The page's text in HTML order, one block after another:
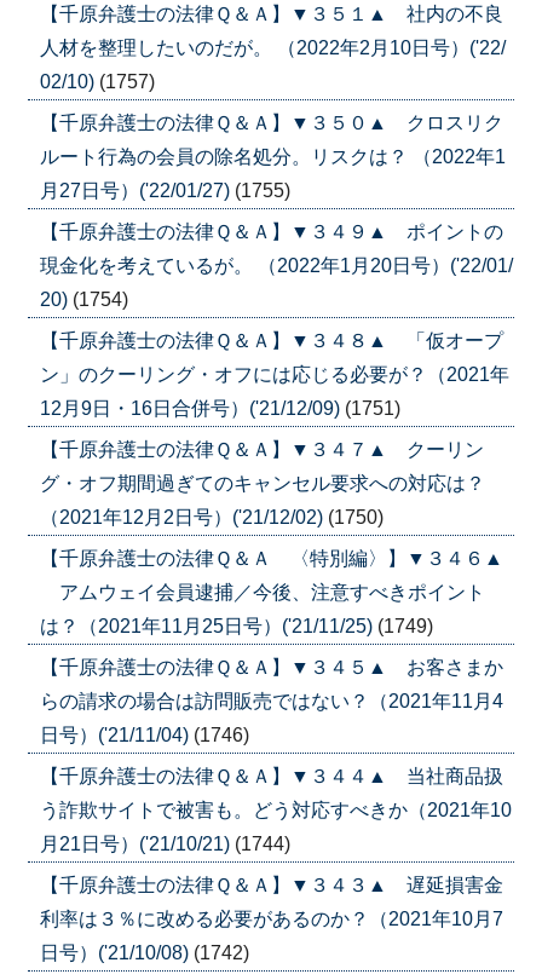
【千原弁護士の法律Ｑ＆Ａ】▼３５１▲ 社内の不良
人材を整理したいのだが。 （2022年2月10日号）('22/
02/10) (1757)
【千原弁護士の法律Ｑ＆Ａ】▼３５０▲ クロスリク
ルート行為の会員の除名処分。リスクは？ （2022年1
月27日号）('22/01/27) (1755)
【千原弁護士の法律Ｑ＆Ａ】▼３４９▲ ポイントの
現金化を考えているが。 （2022年1月20日号）('22/01/
20) (1754)
【千原弁護士の法律Ｑ＆Ａ】▼３４８▲ 「仮オープ
ン」のクーリング・オフには応じる必要が？（2021年
12月9日・16日合併号）('21/12/09) (1751)
【千原弁護士の法律Ｑ＆Ａ】▼３４７▲ クーリン
グ・オフ期間過ぎてのキャンセル要求への対応は？
（2021年12月2日号）('21/12/02) (1750)
【千原弁護士の法律Ｑ＆Ａ 〈特別編〉】▼３４６▲
アムウェイ会員逮捕／今後、注意すべきポイント
は？（2021年11月25日号）('21/11/25) (1749)
【千原弁護士の法律Ｑ＆Ａ】▼３４５▲ お客さまか
らの請求の場合は訪問販売ではない？（2021年11月4
日号）('21/11/04) (1746)
【千原弁護士の法律Ｑ＆Ａ】▼３４４▲ 当社商品扱
う詐欺サイトで被害も。どう対応すべきか（2021年10
月21日号）('21/10/21) (1744)
【千原弁護士の法律Ｑ＆Ａ】▼３４３▲ 遅延損害金
利率は３％に改める必要があるのか？（2021年10月7
日号）('21/10/08) (1742)